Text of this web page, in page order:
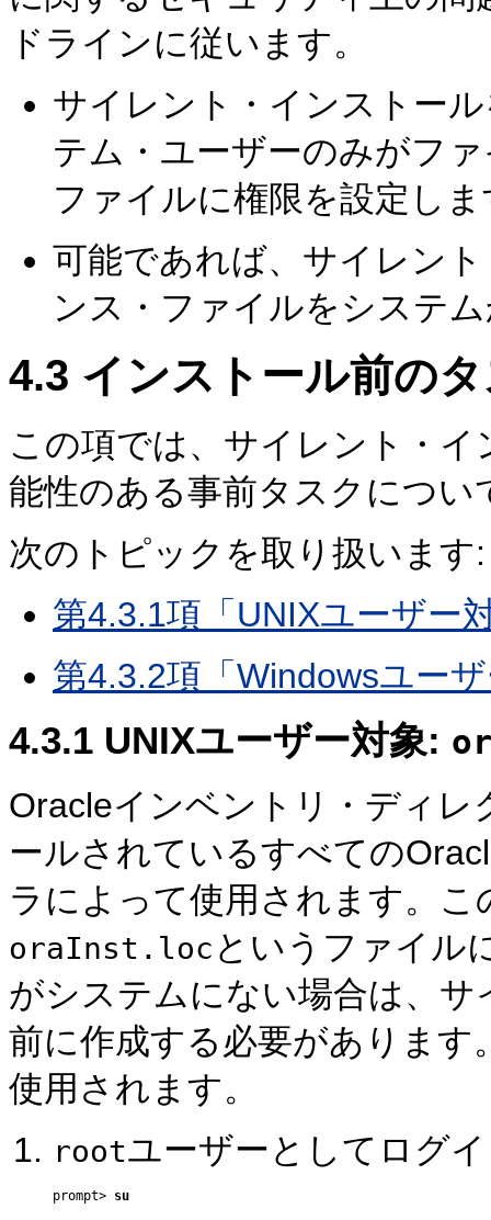
ドラインに従います。
サイレント・インストー
テム・ユーザーのみがフ
ファイルに権限を設定しま
可能であれば、サイレン
ンス・ファイルをシステ
4.3 インストール前の
この項では、サイレント・
能性のある事前タスクについ
次のトピックを取り扱います:
第4.3.1項「UNIXユーザー
第4.3.2項「Windowsユー
4.3.1 UNIXユーザー対象:
Oracleインベントリ・ディ
ールされているすべての
ラによって使用されます。
oraInst.loc というファイル
がシステムにない場合は、
前に作成する必要がありま
使用されます。
rootユーザーとしてログ
prompt> su